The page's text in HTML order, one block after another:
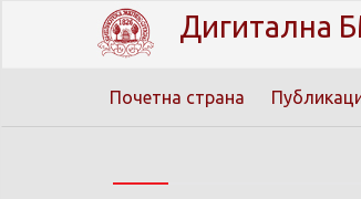
Дигитална
Почетна страна